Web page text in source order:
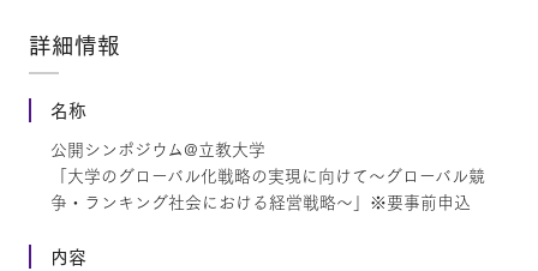
詳細情報
名称
公開シンポジウム@立教大学
「大学のグローバル化戦略の実現に向けて～グローバル競
争・ランキング社会における経営戦略～」※要事前申込
内容